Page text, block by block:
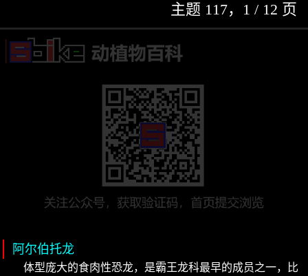
主题 117，1 / 12 页
阿尔伯托龙
体型庞大的食肉性恐龙，是霸王龙科最早的成员之一，比